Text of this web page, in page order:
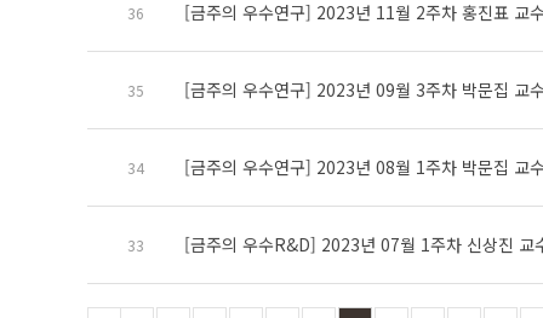
36 [금주의 우수연구] 2023년 11월 2주차 홍진표 교수
35 [금주의 우수연구] 2023년 09월 3주차 박문집 교수
34 [금주의 우수연구] 2023년 08월 1주차 박문집 교수
33 [금주의 우수R&D] 2023년 07월 1주차 신상진 교